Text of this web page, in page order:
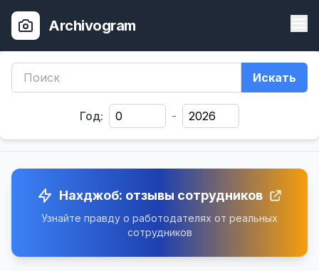
Archivogram
Искать
Год: -
Нахджоб: отзывы сотрудников
Узнайте правду о работодателях от реальных
сотрудников